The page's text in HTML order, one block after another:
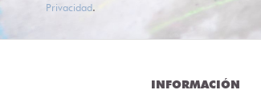
Privacidad.
INFORMACIÓN